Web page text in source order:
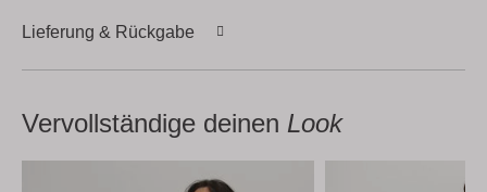
Lieferung & Rückgabe
Vervollständige deinen Look